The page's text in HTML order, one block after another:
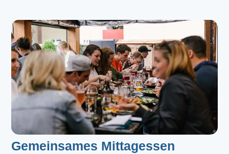
Gemeinsames Mittagessen